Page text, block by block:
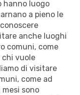
hanno luogo
a pieno le
anche luoghi
comuni, come
chi vuole
di visitare
come ad
sono